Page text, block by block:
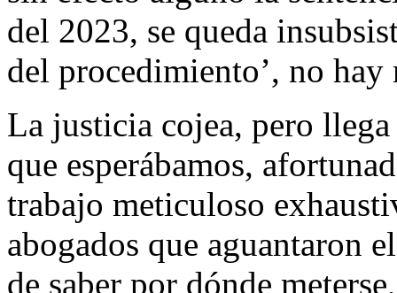
del 2023, se queda
del procedimiento’, no hay
La justicia cojea, pero
que esperábamos,
trabajo meticuloso
abogados que aguantaron
de saber por dónde